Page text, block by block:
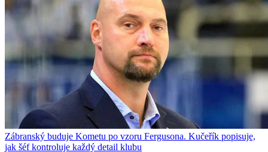
Zábranský buduje Kometu po vzoru Fergusona. Kučeřík popisuje,
jak šéf kontroluje každý detail klubu